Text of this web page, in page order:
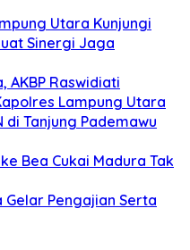
Utara Kunjungi
Sinergi Jaga
AKBP Raswidiati
Lampung Utara
di Tanjung Pademawu
Bea Cukai Madura Tak
Gelar Pengajian Serta